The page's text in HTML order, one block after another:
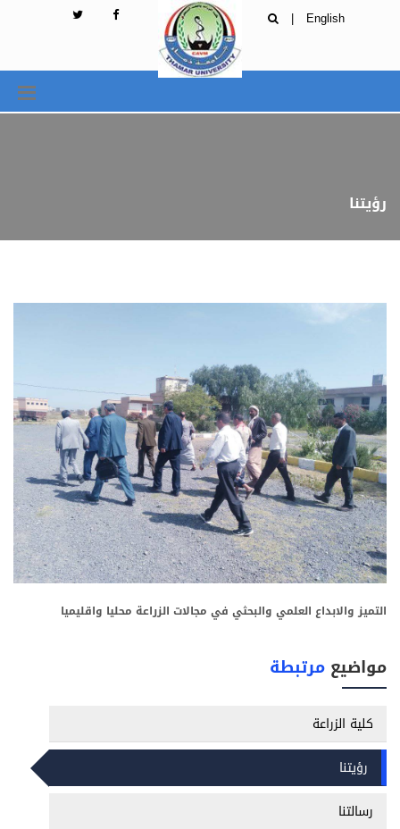
English
|
رؤيتنا
التميز والابداع العلمي والبحثي في مجالات الزراعة محليا واقليميا
مواضيع مرتبطة
كلية الزراعة
رؤيتنا
رسالتنا